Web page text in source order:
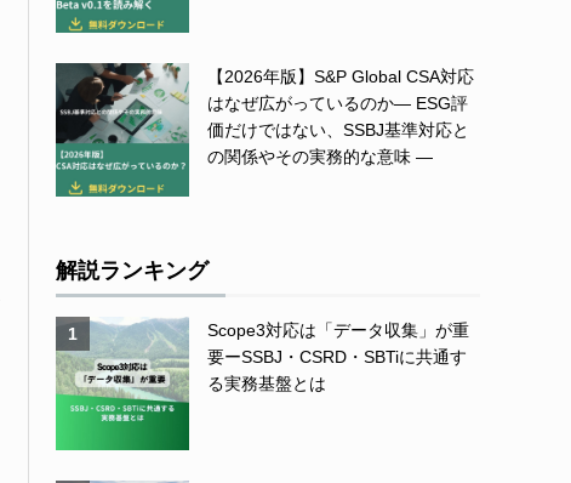
【2026年版】S&P Global CSA対応
はなぜ広がっているのか― ESG評
価だけではない、SSBJ基準対応と
の関係やその実務的な意味 ―
解説ランキング
1
Scope3対応は「データ収集」が重
要ーSSBJ・CSRD・SBTiに共通す
る実務基盤とは